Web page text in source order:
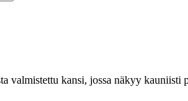
valmistettu kansi, jossa näkyy